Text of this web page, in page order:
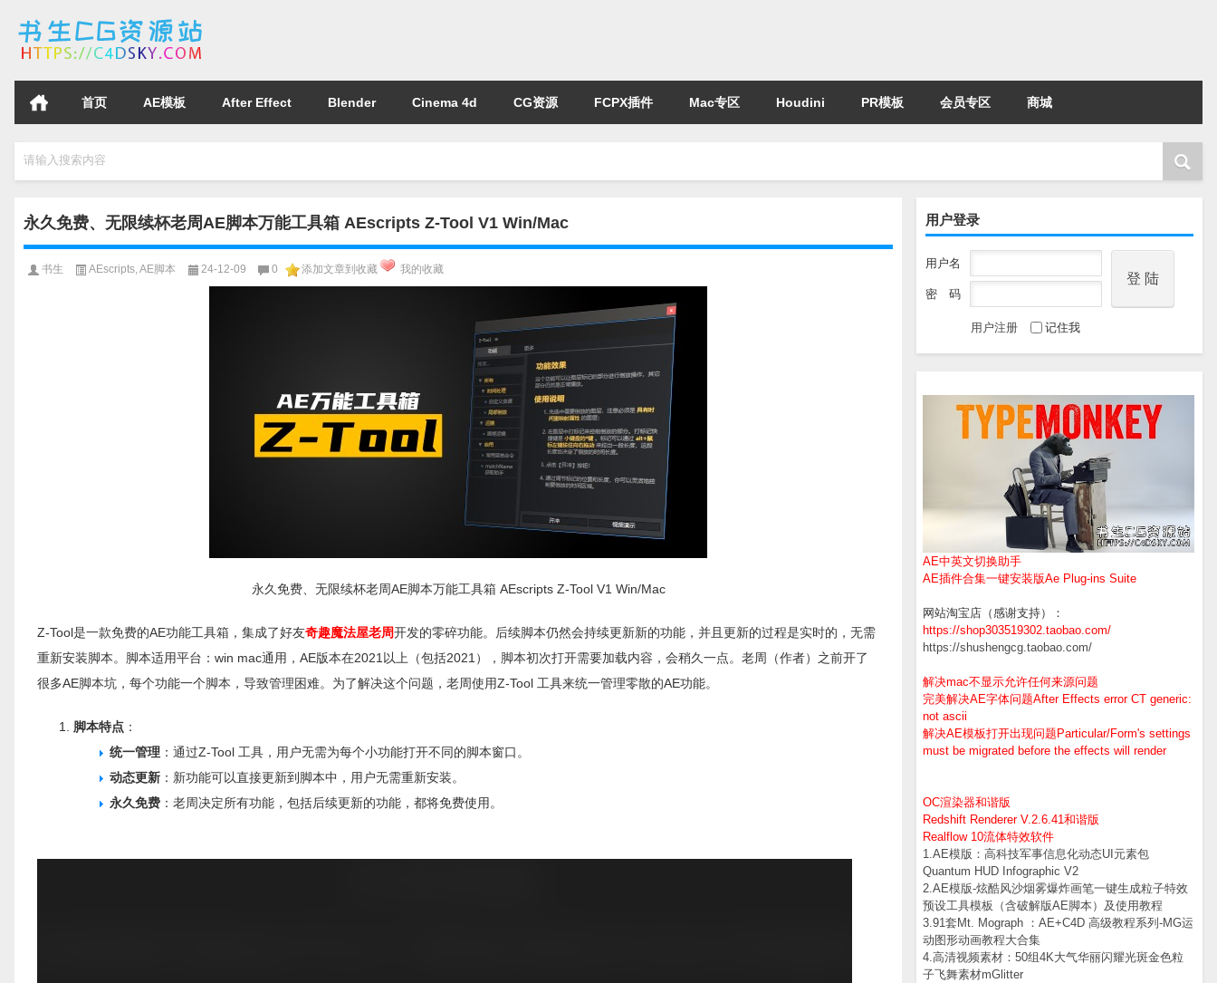
首页 AE模板 After Effect Blender Cinema 4d CG资源 FCPX插件 Mac专区 Houdini PR模板 会员专区 商城
请输入搜索内容
用户登录
用户名
密 码
用户注册 记住我
AE中英文切换助手
AE插件合集一键安装版Ae Plug-ins Suite
网站淘宝店（感谢支持）：
https://shop303519302.taobao.com/
https://shushengcg.taobao.com/
解决mac不显示允许任何来源问题
完美解决AE字体问题After Effects error CT generic:
not ascii
解决AE模板打开出现问题Particular/Form's settings
must be migrated before the effects will render
OC渲染器和谐版
Redshift Renderer V.2.6.41和谐版
Realflow 10流体特效软件
1.AE模版：高科技军事信息化动态UI元素包
Quantum HUD Infographic V2
2.AE模版-炫酷风沙烟雾爆炸画笔一键生成粒子特效
预设工具模板（含破解版AE脚本）及使用教程
3.91套Mt. Mograph ：AE+C4D 高级教程系列-MG运
动图形动画教程大合集
4.高清视频素材：50组4K大气华丽闪耀光斑金色粒
子飞舞素材mGlitter
永久免费、无限续杯老周AE脚本万能工具箱 AEscripts Z-Tool V1 Win/Mac
书生 AEscripts,AE脚本 24-12-09 0 添加文章到收藏 我的收藏
永久免费、无限续杯老周AE脚本万能工具箱 AEscripts Z-Tool V1 Win/Mac
Z-Tool是一款免费的AE功能工具箱，集成了好友奇趣魔法屋老周开发的零碎功能。后续脚本仍然会持续更新新的功能，并且更新的过程是实时的，无需
重新安装脚本。脚本适用平台：win mac通用，AE版本在2021以上（包括2021），脚本初次打开需要加载内容，会稍久一点。老周（作者）之前开了
很多AE脚本坑，每个功能一个脚本，导致管理困难。为了解决这个问题，老周使用Z-Tool 工具来统一管理零散的AE功能。
脚本特点 ：
统一管理 ：通过Z-Tool 工具，用户无需为每个小功能打开不同的脚本窗口。
动态更新 ：新功能可以直接更新到脚本中，用户无需重新安装。
永久免费 ：老周决定所有功能，包括后续更新的功能，都将免费使用。